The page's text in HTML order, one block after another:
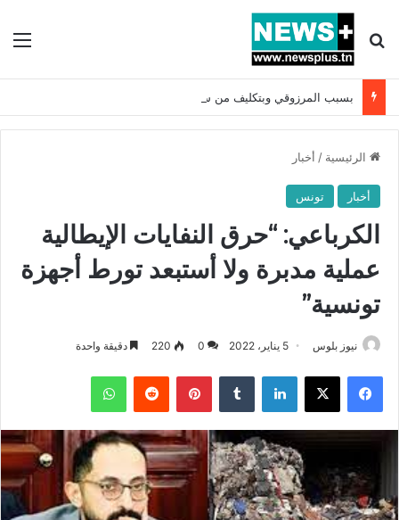
بحث عن
الرئيسية / أخبار
أخبار تونس
الكرباعي: “حرق النفايات الإيطالية
عملية مدبرة ولا أستبعد تورط أجهزة
تونسية”
نيوز بلوس 5 يناير، 2022 0
220 دقيقة واحدة
فيسبوك X لينكدإن بينتيريست واتساب